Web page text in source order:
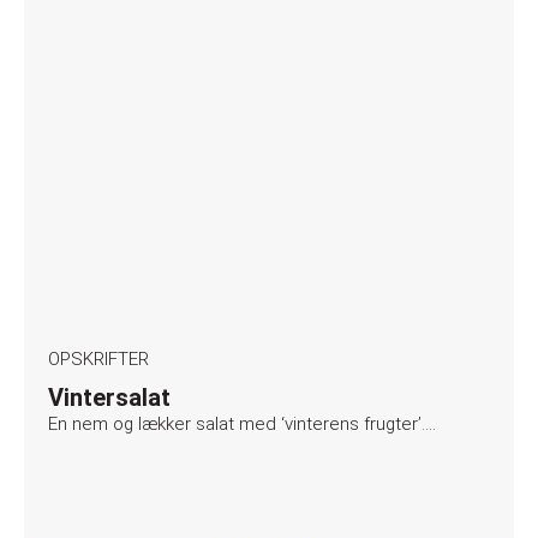
OPSKRIFTER
Vintersalat
En nem og lækker salat med ‘vinterens frugter’….